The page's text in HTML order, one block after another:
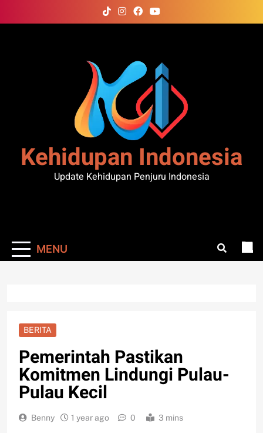
to
Kehidupan Indonesia
Update Kehidupan Penjuru Indonesia
MENU
BERITA
Pemerintah Pastikan
Komitmen Lindungi Pulau-
Pulau Kecil
Benny 1 year ago 0 3 mins